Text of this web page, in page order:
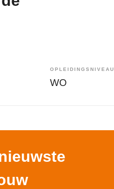
OPLEIDINGSNIVEAU
WO